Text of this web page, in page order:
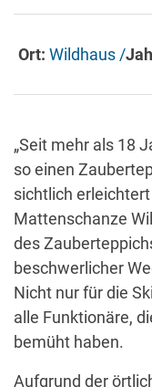
Ort: Wildhaus /
„Seit mehr als 18
so einen
sichtlich
Mattenschanze
des
beschwerlicher
Nicht nur für die
alle Funktionäre,
bemüht haben.
Aufgrund der